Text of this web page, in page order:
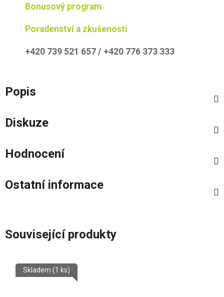
Bonusový program
Poradenství a zkušenosti
+420 739 521 657 / +420 776 373 333
Popis
Diskuze
Hodnocení
Ostatní informace
Související produkty
Skladem (1 ks)